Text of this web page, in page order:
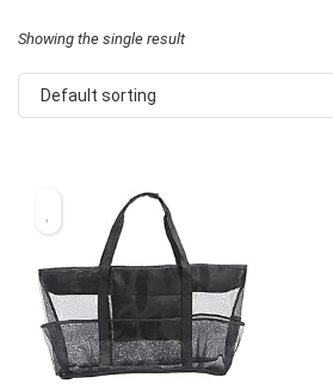
Showing the single result
Default sorting